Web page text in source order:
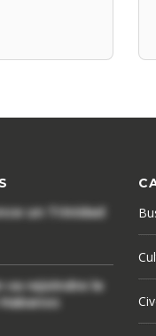
un Trinidad
va rejoindre le